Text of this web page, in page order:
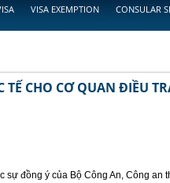
VISA EXEMPTION CONSULAR
CHO CƠ QUAN ĐIỀU
sự đồng ý của Bộ Công An, Công an